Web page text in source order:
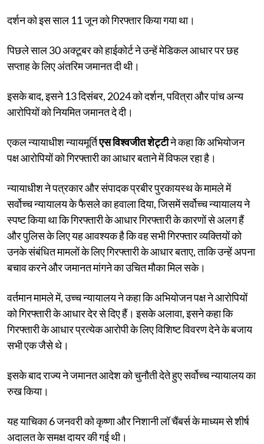
दर्शन को इस साल 11 जून को गिरफ्तार किया गया था।
पिछले साल 30 अक्टूबर को हाईकोर्ट ने उन्हें मेडिकल आधार पर छह
सप्ताह के लिए अंतरिम जमानत दी थी।
इसके बाद, इसने 13 दिसंबर, 2024 को दर्शन, पवित्रा और पांच अन्य
आरोपियों को नियमित जमानत दे दी।
एकल न्यायाधीश न्यायमूर्तिएस विश्वजीत शेट्टीने कहा कि अभियोजन
पक्ष आरोपियों को गिरफ्तारी का आधार बताने में विफल रहा है।
न्यायाधीश ने पत्रकार और संपादक प्रबीर पुरकायस्थ के मामले में
सर्वोच्च न्यायालय के फैसले का हवाला दिया, जिसमें सर्वोच्च न्यायालय ने
स्पष्ट किया था कि गिरफ्तारी के आधार गिरफ्तारी के कारणों से अलग हैं
और पुलिस के लिए यह आवश्यक है कि वह सभी गिरफ्तार व्यक्तियों को
उनके संबंधित मामलों के लिए गिरफ्तारी के आधार बताए, ताकि उन्हें अपना
बचाव करने और जमानत मांगने का उचित मौका मिल सके।
वर्तमान मामले में, उच्च न्यायालय ने कहा कि अभियोजन पक्ष ने आरोपियों
को गिरफ्तारी के आधार देर से दिए हैं। इसके अलावा, इसने कहा कि
गिरफ्तारी के आधार प्रत्येक आरोपी के लिए विशिष्ट विवरण देने के बजाय
सभी एक जैसे थे।
इसके बाद राज्य ने जमानत आदेश को चुनौती देते हुए सर्वोच्च न्यायालय का
रुख किया।
यह याचिका 6 जनवरी को कृष्णा और निशानी लॉ चैंबर्स के माध्यम से शीर्ष
अदालत के समक्ष दायर की गई थी।